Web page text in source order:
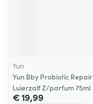
Yun
Yun Bby Probiotic Repair
Luierzalf Z/parfum 75ml
€ 19,99